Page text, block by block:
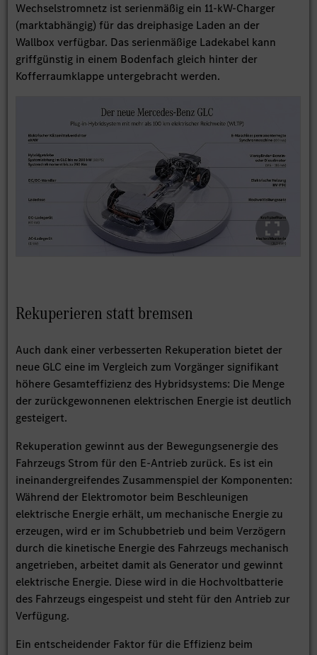
Wechselstromnetz ist serienmäßig ein 11-kW-Charger
(marktabhängig) für das dreiphasige Laden an der
Wallbox verfügbar. Das serienmäßige Ladekabel kann
griffgünstig in einem Bodenfach gleich hinter der
Kofferraumklappe untergebracht werden.
Rekuperieren statt bremsen
Auch dank einer verbesserten Rekuperation bietet der
neue GLC eine im Vergleich zum Vorgänger signifikant
höhere Gesamteffizienz des Hybridsystems: Die Menge
der zurückgewonnenen elektrischen Energie ist deutlich
gesteigert.
Rekuperation gewinnt aus der Bewegungsenergie des
Fahrzeugs Strom für den E-Antrieb zurück. Es ist ein
ineinandergreifendes Zusammenspiel der Komponenten:
Während der Elektromotor beim Beschleunigen
elektrische Energie erhält, um mechanische Energie zu
erzeugen, wird er im Schubbetrieb und beim Verzögern
durch die kinetische Energie des Fahrzeugs mechanisch
angetrieben, arbeitet damit als Generator und gewinnt
elektrische Energie. Diese wird in die Hochvoltbatterie
des Fahrzeugs eingespeist und steht für den Antrieb zur
Verfügung.
Ein entscheidender Faktor für die Effizienz beim